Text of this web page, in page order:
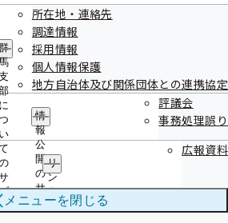
に
い
所在地・連絡先
調達情報
採用情報
個人情報保護
地方自治体及び関係団体との連携協定
情
報
公
開
の
サ
ブ
メ
評議会
事務処理誤り
リ
ン
ク
広報資料
メニューを閉じる
支部評議会
資料
令和06年10月08日